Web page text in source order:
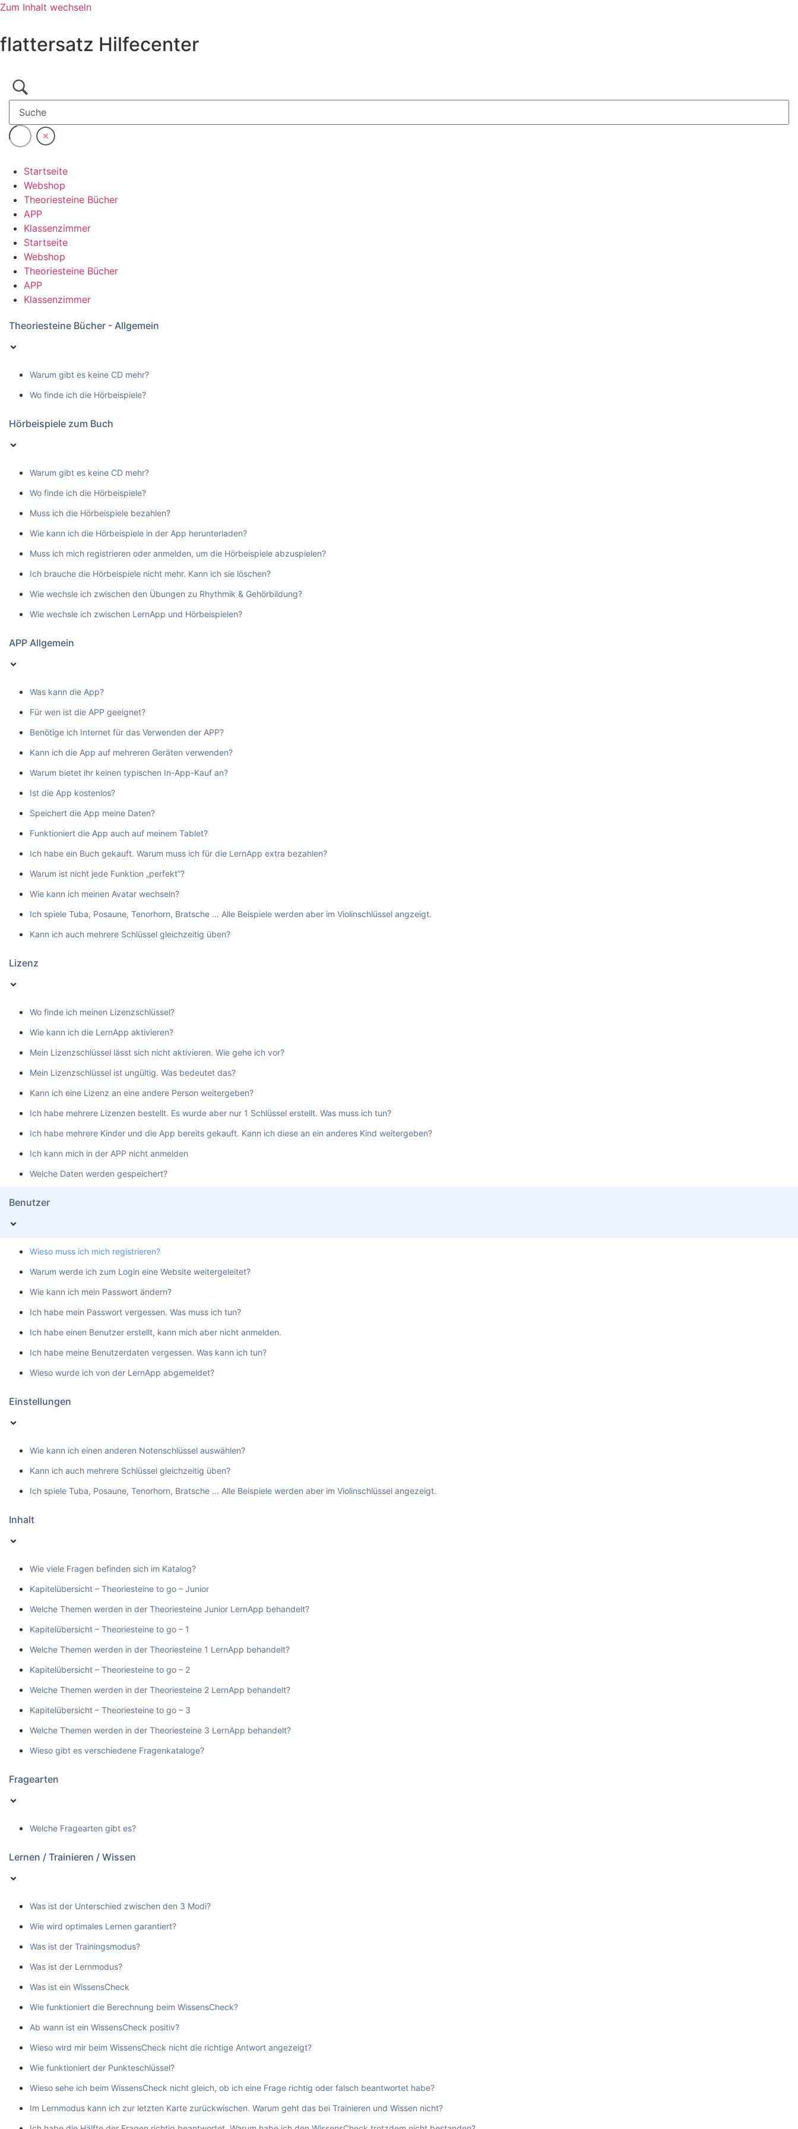
Zum Inhalt wechseln
flattersatz Hilfecenter
Startseite
Webshop
Theoriesteine Bücher
APP
Klassenzimmer
Startseite
Webshop
Theoriesteine Bücher
APP
Klassenzimmer
Theoriesteine Bücher - Allgemein
Warum gibt es keine CD mehr?
Wo finde ich die Hörbeispiele?
Hörbeispiele zum Buch
Warum gibt es keine CD mehr?
Wo finde ich die Hörbeispiele?
Muss ich die Hörbeispiele bezahlen?
Wie kann ich die Hörbeispiele in der App herunterladen?
Muss ich mich registrieren oder anmelden, um die Hörbeispiele abzuspielen?
Ich brauche die Hörbeispiele nicht mehr. Kann ich sie löschen?
Wie wechsle ich zwischen den Übungen zu Rhythmik & Gehörbildung?
Wie wechsle ich zwischen LernApp und Hörbeispielen?
APP Allgemein
Was kann die App?
Für wen ist die APP geeignet?
Benötige ich Internet für das Verwenden der APP?
Kann ich die App auf mehreren Geräten verwenden?
Warum bietet ihr keinen typischen In-App-Kauf an?
Ist die App kostenlos?
Speichert die App meine Daten?
Funktioniert die App auch auf meinem Tablet?
Ich habe ein Buch gekauft. Warum muss ich für die LernApp extra bezahlen?
Warum ist nicht jede Funktion „perfekt”?
Wie kann ich meinen Avatar wechseln?
Ich spiele Tuba, Posaune, Tenorhorn, Bratsche … Alle Beispiele werden aber im Violinschlüssel angzeigt.
Kann ich auch mehrere Schlüssel gleichzeitig üben?
Lizenz
Wo finde ich meinen Lizenzschlüssel?
Wie kann ich die LernApp aktivieren?
Mein Lizenzschlüssel lässt sich nicht aktivieren. Wie gehe ich vor?
Mein Lizenzschlüssel ist ungültig. Was bedeutet das?
Kann ich eine Lizenz an eine andere Person weitergeben?
Ich habe mehrere Lizenzen bestellt. Es wurde aber nur 1 Schlüssel erstellt. Was muss ich tun?
Ich habe mehrere Kinder und die App bereits gekauft. Kann ich diese an ein anderes Kind weitergeben?
Ich kann mich in der APP nicht anmelden
Welche Daten werden gespeichert?
Benutzer
Wieso muss ich mich registrieren?
Warum werde ich zum Login eine Website weitergeleitet?
Wie kann ich mein Passwort ändern?
Ich habe mein Passwort vergessen. Was muss ich tun?
Ich habe einen Benutzer erstellt, kann mich aber nicht anmelden.
Ich habe meine Benutzerdaten vergessen. Was kann ich tun?
Wieso wurde ich von der LernApp abgemeldet?
Einstellungen
Wie kann ich einen anderen Notenschlüssel auswählen?
Kann ich auch mehrere Schlüssel gleichzeitig üben?
Ich spiele Tuba, Posaune, Tenorhorn, Bratsche … Alle Beispiele werden aber im Violinschlüssel angezeigt.
Inhalt
Wie viele Fragen befinden sich im Katalog?
Kapitelübersicht – Theoriesteine to go – Junior
Welche Themen werden in der Theoriesteine Junior LernApp behandelt?
Kapitelübersicht – Theoriesteine to go – 1
Welche Themen werden in der Theoriesteine 1 LernApp behandelt?
Kapitelübersicht – Theoriesteine to go – 2
Welche Themen werden in der Theoriesteine 2 LernApp behandelt?
Kapitelübersicht – Theoriesteine to go – 3
Welche Themen werden in der Theoriesteine 3 LernApp behandelt?
Wieso gibt es verschiedene Fragenkataloge?
Fragearten
Welche Fragearten gibt es?
Lernen / Trainieren / Wissen
Was ist der Unterschied zwischen den 3 Modi?
Wie wird optimales Lernen garantiert?
Was ist der Trainingsmodus?
Was ist der Lernmodus?
Was ist ein WissensCheck
Wie funktioniert die Berechnung beim WissensCheck?
Ab wann ist ein WissensCheck positiv?
Wieso wird mir beim WissensCheck nicht die richtige Antwort angezeigt?
Wie funktioniert der Punkteschlüssel?
Wieso sehe ich beim WissensCheck nicht gleich, ob ich eine Frage richtig oder falsch beantwortet habe?
Im Lernmodus kann ich zur letzten Karte zurückwischen. Warum geht das bei Trainieren und Wissen nicht?